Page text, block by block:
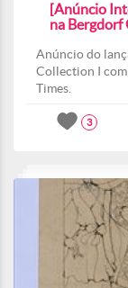
[Anúncio
na Bergdorf
Anúncio do
Collection I
Times.
3